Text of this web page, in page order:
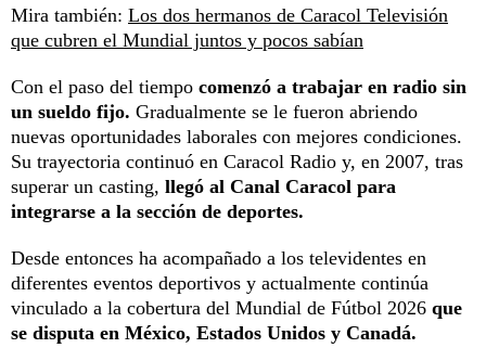
Mira también: Los dos hermanos de Caracol Televisión
que cubren el Mundial juntos y pocos sabían
Con el paso del tiempo comenzó a trabajar en radio sin
un sueldo fijo. Gradualmente se le fueron abriendo
nuevas oportunidades laborales con mejores condiciones.
Su trayectoria continuó en Caracol Radio y, en 2007, tras
superar un casting, llegó al Canal Caracol para
integrarse a la sección de deportes.
Desde entonces ha acompañado a los televidentes en
diferentes eventos deportivos y actualmente continúa
vinculado a la cobertura del Mundial de Fútbol 2026 que
se disputa en México, Estados Unidos y Canadá.